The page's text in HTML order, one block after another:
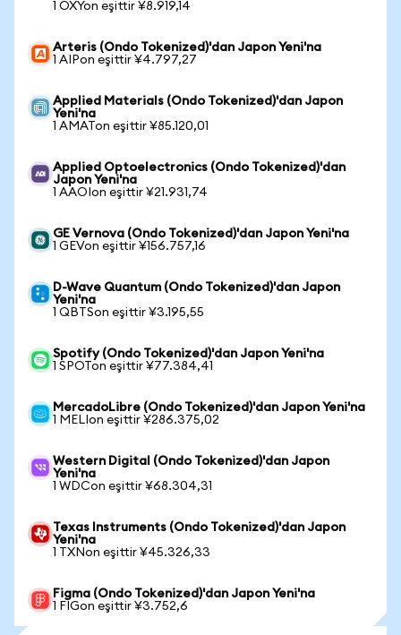
1 OXYon eşittir ¥8.919,14
Arteris (Ondo Tokenized)'dan Japon Yeni'na
1 AIPon eşittir ¥4.797,27
Applied Materials (Ondo Tokenized)'dan Japon
Yeni'na
1 AMATon eşittir ¥85.120,01
Applied Optoelectronics (Ondo Tokenized)'dan
Japon Yeni'na
1 AAOIon eşittir ¥21.931,74
GE Vernova (Ondo Tokenized)'dan Japon Yeni'na
1 GEVon eşittir ¥156.757,16
D-Wave Quantum (Ondo Tokenized)'dan Japon
Yeni'na
1 QBTSon eşittir ¥3.195,55
Spotify (Ondo Tokenized)'dan Japon Yeni'na
1 SPOTon eşittir ¥77.384,41
MercadoLibre (Ondo Tokenized)'dan Japon Yeni'na
1 MELIon eşittir ¥286.375,02
Western Digital (Ondo Tokenized)'dan Japon
Yeni'na
1 WDCon eşittir ¥68.304,31
Texas Instruments (Ondo Tokenized)'dan Japon
Yeni'na
1 TXNon eşittir ¥45.326,33
Figma (Ondo Tokenized)'dan Japon Yeni'na
1 FIGon eşittir ¥3.752,6